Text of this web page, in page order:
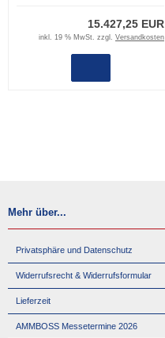
15.427,25 EUR
inkl. 19 % MwSt. zzgl. Versandkosten
Mehr über...
Privatsphäre und Datenschutz
Widerrufsrecht & Widerrufsformular
Lieferzeit
AMMBOSS Messetermine 2026